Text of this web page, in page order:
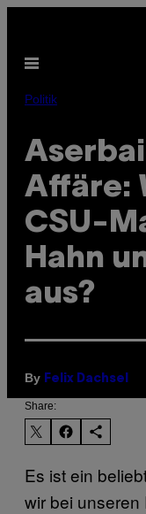
content
Open
Politik
Affäre:
CSU-
Hahn
aus?
By Felix Dachsel
Share:
Es ist ein
wir bei